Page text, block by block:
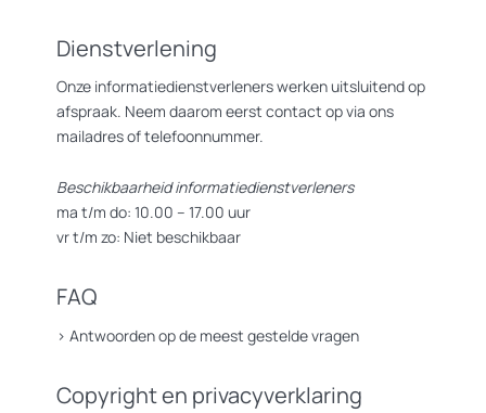
Dienstverlening
Onze informatiedienstverleners werken uitsluitend op
afspraak. Neem daarom eerst contact op via ons
mailadres of telefoonnummer.
Beschikbaarheid informatiedienstverleners
ma t/m do: 10.00 – 17.00 uur
vr t/m zo: Niet beschikbaar
FAQ
> Antwoorden op de meest gestelde vragen
Copyright en privacyverklaring